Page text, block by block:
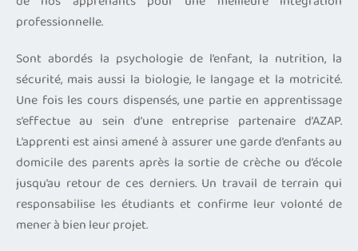
professionnelle.
Sont abordés la psychologie de l’enfant, la nutrition, la
sécurité, mais aussi la biologie, le langage et la motricité.
Une fois les cours dispensés, une partie en apprentissage
s’effectue au sein d’une entreprise partenaire d’AZAP.
L’apprenti est ainsi amené à assurer une garde d’enfants au
domicile des parents après la sortie de crèche ou d’école
jusqu’au retour de ces derniers. Un travail de terrain qui
responsabilise les étudiants et confirme leur volonté de
mener à bien leur projet.